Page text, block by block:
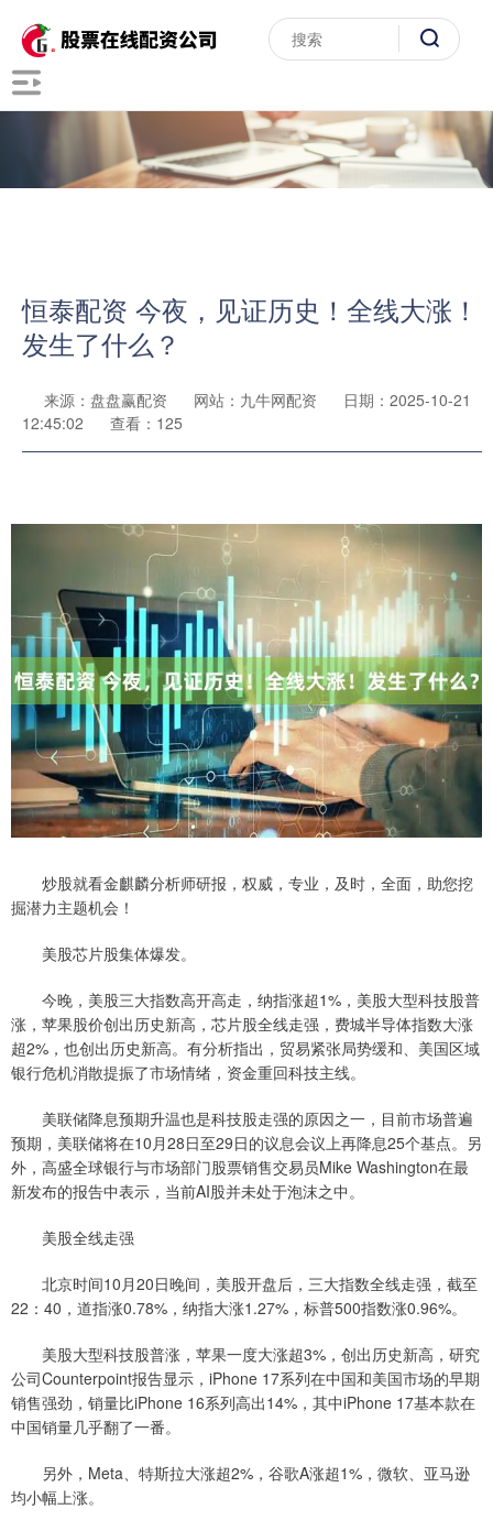
恒泰配资 今夜，见证历史！全线大涨！
发生了什么？
来源：盘盘赢配资 网站：九牛网配资
日期：2025-10-21
12:45:02
查看：125
炒股就看金麒麟分析师研报，权威，专业，及时，全面，助您挖
掘潜力主题机会！
美股芯片股集体爆发。
今晚，美股三大指数高开高走，纳指涨超1%，美股大型科技股普
涨，苹果股价创出历史新高，芯片股全线走强，费城半导体指数大涨
超2%，也创出历史新高。有分析指出，贸易紧张局势缓和、美国区域
银行危机消散提振了市场情绪，资金重回科技主线。
美联储降息预期升温也是科技股走强的原因之一，目前市场普遍
预期，美联储将在10月28日至29日的议息会议上再降息25个基点。另
外，高盛全球银行与市场部门股票销售交易员Mike Washington在最
新发布的报告中表示，当前AI股并未处于泡沫之中。
美股全线走强
北京时间10月20日晚间，美股开盘后，三大指数全线走强，截至
22：40，道指涨0.78%，纳指大涨1.27%，标普500指数涨0.96%。
美股大型科技股普涨，苹果一度大涨超3%，创出历史新高，研究
公司Counterpoint报告显示，iPhone 17系列在中国和美国市场的早期
销售强劲，销量比iPhone 16系列高出14%，其中iPhone 17基本款在
中国销量几乎翻了一番。
另外，Meta、特斯拉大涨超2%，谷歌A涨超1%，微软、亚马逊
均小幅上涨。